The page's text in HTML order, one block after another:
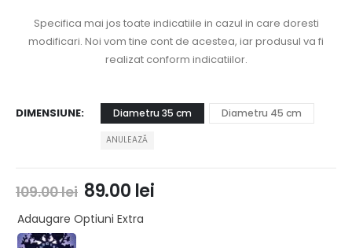
Specifica mai jos toate indicatiile in cazul in care doresti
modificari. Noi vom tine cont de acestea, iar produsul va fi
realizat conform indicatiilor.
DIMENSIUNE Diametru 35 cm Diametru 45 cm
ANULEAZĂ
109.00lei 89.00 lei
Adaugare Optiuni Extra